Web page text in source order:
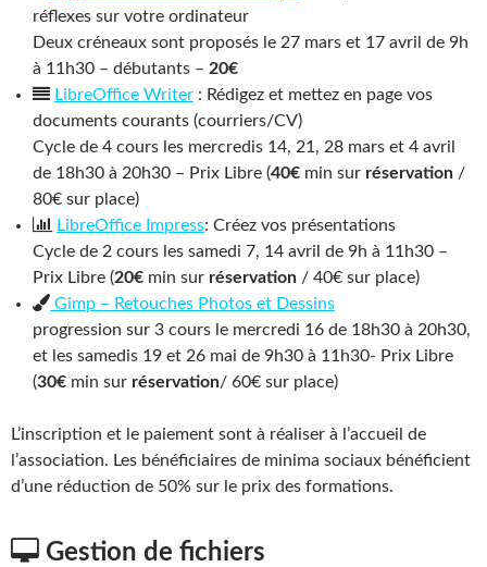
réflexes sur votre ordinateur
Deux créneaux sont proposés le 27 mars et 17 avril de 9h
à 11h30 – débutants – 20€
LibreOffice Writer : Rédigez et mettez en page vos
documents courants (courriers/CV)
Cycle de 4 cours les mercredis 14, 21, 28 mars et 4 avril
de 18h30 à 20h30 – Prix Libre (40€ min sur réservation /
80€ sur place)
LibreOffice Impress: Créez vos présentations
Cycle de 2 cours les samedi 7, 14 avril de 9h à 11h30 –
Prix Libre (20€ min sur réservation / 40€ sur place)
Gimp – Retouches Photos et Dessins
progression sur 3 cours le mercredi 16 de 18h30 à 20h30,
et les samedis 19 et 26 mai de 9h30 à 11h30- Prix Libre
(30€ min sur réservation/ 60€ sur place)
L’inscription et le paiement sont à réaliser à l’accueil de
l’association. Les bénéficiaires de minima sociaux bénéficient
d’une réduction de 50% sur le prix des formations.
Gestion de fichiers